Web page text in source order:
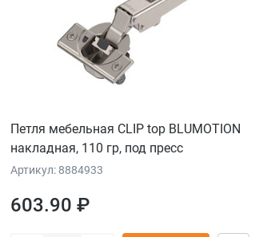
Петля мебельная CLIP top BLUMOTION
накладная, 110 гр, под пресс
Артикул: 8884933
603.90 ₽